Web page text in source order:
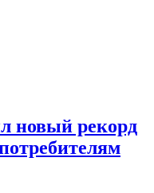
новый рекорд